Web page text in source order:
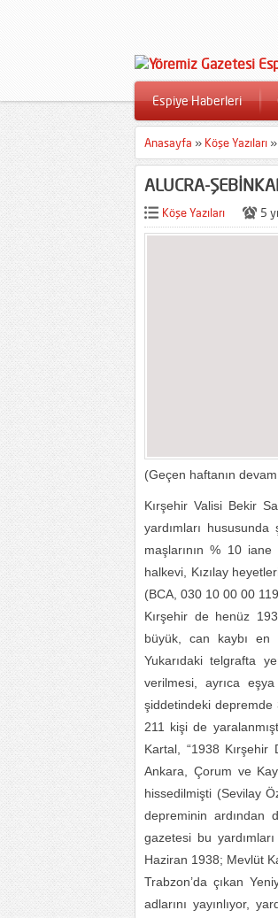
Espiye Haberleri
Anasayfa » Köşe Yazıları »
ALUCRA-
Köşe Yazıları 5
(Geçen haftanın
Kırşehir Valisi Bekir
yardımları
maşlarının % 10
halkevi, Kızılay
(BCA, 030 10 00 00
Kırşehir de henüz
büyük, can kaybı en
Yukarıdaki telgrafta
verilmesi, ayrıca eşya
şiddetindeki depremde
211 kişi de
Kartal, “1938 Kırşehir
Ankara, Çorum ve
hissedilmişti (Sevilay
depreminin ardından
gazetesi bu
Haziran 1938; Mevlüt
Trabzon’da çıkan
adlarını yayınlıyor,